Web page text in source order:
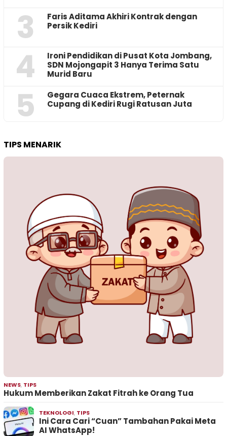
3
Faris Aditama Akhiri Kontrak dengan
Persik Kediri
4
Ironi Pendidikan di Pusat Kota Jombang,
SDN Mojongapit 3 Hanya Terima Satu
Murid Baru
5
‎Gegara Cuaca Ekstrem, Peternak
Cupang di Kediri Rugi Ratusan Juta
TIPS MENARIK
NEWS, TIPS
Hukum Memberikan Zakat Fitrah ke Orang Tua
TEKNOLOGI, TIPS
Ini Cara Cari “Cuan” Tambahan Pakai Meta
AI WhatsApp!